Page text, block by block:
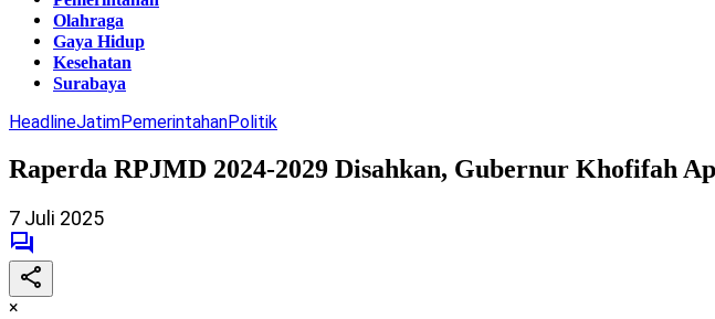
Olahraga
Gaya Hidup
Kesehatan
Surabaya
HeadlineJatimPemerintahanPolitik
Raperda RPJMD 2024-2029 Disahkan, Gubernur Khofifah
7 Juli 2025
×